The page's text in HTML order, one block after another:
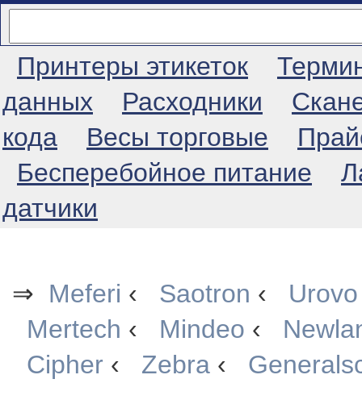
Принтеры этикеток
данных
Расходники
кода
Весы торговые
Бесперебойное питание
датчики
⇒ Meferi ‹ Saotron ‹ Urovo
Mertech ‹ Mindeo ‹
Cipher ‹ Zebra ‹